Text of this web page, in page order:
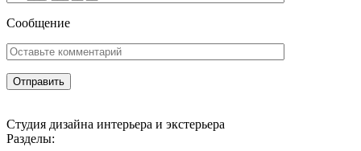
Сообщение
Студия дизайна интерьера и экстерьера
Разделы: